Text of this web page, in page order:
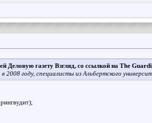
Деловую газету Взгляд, со ссылкой на The
в 2008 году, специалисты из Альбертского